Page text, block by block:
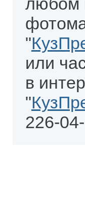
"
или
в
"
226-